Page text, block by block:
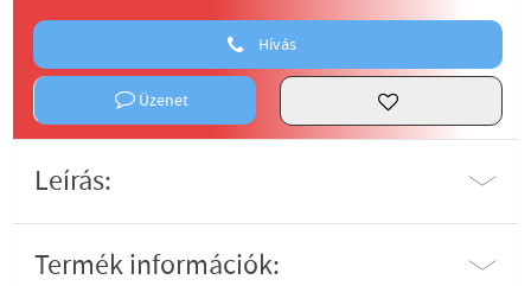
Hívás
Üzenet
Leírás:
Termék információk: